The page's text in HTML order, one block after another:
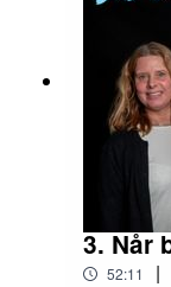
3. Når
52:11 |